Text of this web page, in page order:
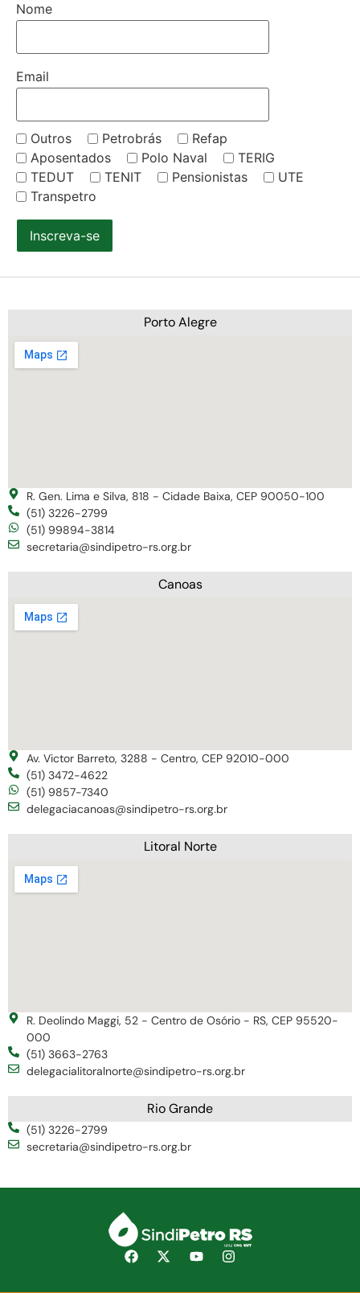
Nome
Email
Outros Petrobrás
Refap
Aposentados
Polo Naval
TERIG
TEDUT
TENIT Pensionistas
UTE
Transpetro
Inscreva-se
Porto Alegre
R. Gen. Lima e Silva, 818 - Cidade Baixa, CEP 90050-100
(51) 3226-2799
(51) 99894-3814
secretaria@sindipetro-rs.org.br
Canoas
Av. Victor Barreto, 3288 - Centro, CEP 92010-000
(51) 3472-4622
(51) 9857-7340
delegaciacanoas@sindipetro-rs.org.br
Litoral Norte
R. Deolindo Maggi, 52 - Centro de Osório - RS, CEP 95520-
000
(51) 3663-2763
delegacialitoralnorte@sindipetro-rs.org.br
Rio Grande
(51) 3226-2799
secretaria@sindipetro-rs.org.br